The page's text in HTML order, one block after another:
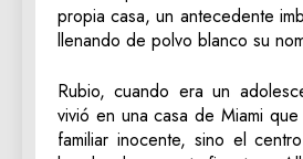
propia casa, un antecedente
llenando de polvo blanco su
Rubio, cuando era un
vivió en una casa de Miami
familiar inocente, sino el